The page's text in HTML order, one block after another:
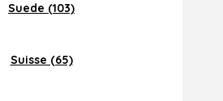
Suede (103)
Suisse (65)